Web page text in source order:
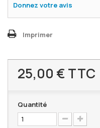
Donnez votre avis
Imprimer
25,00 €TTC
Quantité